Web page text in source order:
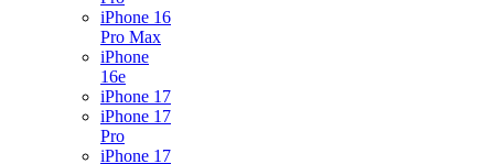
iPhone 16
Pro Max
iPhone
16e
iPhone 17
iPhone 17
Pro
iPhone 17